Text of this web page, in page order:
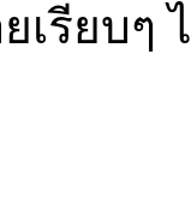
เรียบ